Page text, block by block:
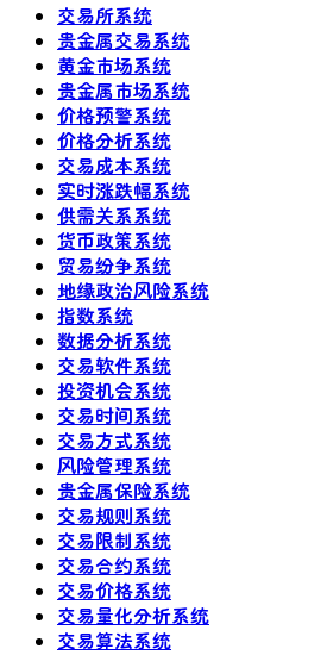
交易所系统
贵金属交易系统
黄金市场系统
贵金属市场系统
价格预警系统
价格分析系统
交易成本系统
实时涨跌幅系统
供需关系系统
货币政策系统
贸易纷争系统
地缘政治风险系统
指数系统
数据分析系统
交易软件系统
投资机会系统
交易时间系统
交易方式系统
风险管理系统
贵金属保险系统
交易规则系统
交易限制系统
交易合约系统
交易价格系统
交易量化分析系统
交易算法系统